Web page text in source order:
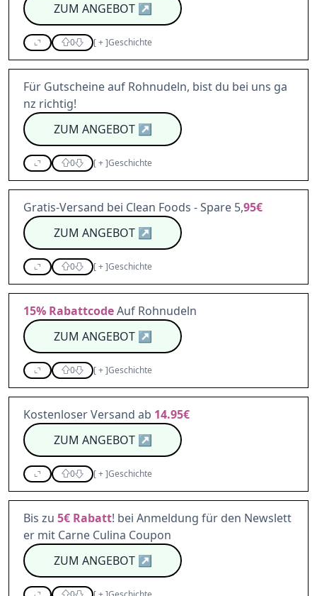
ZUM ANGEBOT↗
0 [+]Geschichte
Für Gutscheine auf Rohnudeln, bist du bei uns ga
nz richtig!
ZUM ANGEBOT↗
0 [+]Geschichte
Gratis-Versand bei Clean Foods - Spare 5,95€
ZUM ANGEBOT↗
0 [+]Geschichte
15% RabattcodeAuf Rohnudeln
ZUM ANGEBOT↗
0 [+]Geschichte
Kostenloser Versand ab 14.95€
ZUM ANGEBOT↗
0 [+]Geschichte
Bis zu 5€ Rabatt! bei Anmeldung für den Newslett
er mit Carne Culina Coupon
ZUM ANGEBOT↗